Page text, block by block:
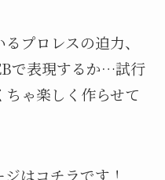
プロレスの迫力、
で表現するか…試行
ゃ楽しく作らせて
はコチラです！